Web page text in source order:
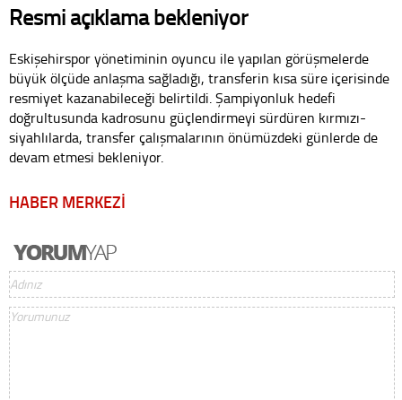
Resmi açıklama bekleniyor
Eskişehirspor yönetiminin oyuncu ile yapılan görüşmelerde
büyük ölçüde anlaşma sağladığı, transferin kısa süre içerisinde
resmiyet kazanabileceği belirtildi. Şampiyonluk hedefi
doğrultusunda kadrosunu güçlendirmeyi sürdüren kırmızı-
siyahlılarda, transfer çalışmalarının önümüzdeki günlerde de
devam etmesi bekleniyor.
HABER MERKEZİ